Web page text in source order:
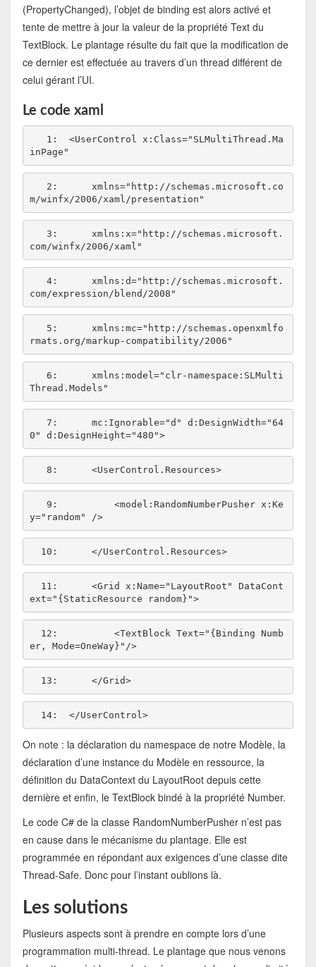
(PropertyChanged), l’objet de binding est alors activé et
tente de mettre à jour la valeur de la propriété Text du
TextBlock. Le plantage résulte du fait que la modification de
ce dernier est effectuée au travers d’un thread différent de
celui gérant l’UI.
Le code xaml
   1:
<UserControl x:Class="SLMultiThread.Ma
inPage"
   2:
    xmlns=
"http://schemas.microsoft.co
m/winfx/2006/xaml/presentation"
   3:
    xmlns:x=
"http://schemas.microsoft.
com/winfx/2006/xaml"
   4:
    xmlns:d=
"http://schemas.microsoft.
com/expression/blend/2008"
   5:
    xmlns:mc=
"http://schemas.openxmlfo
rmats.org/markup-compatibility/2006"
   6:
    xmlns:model=
"clr-namespace:SLMulti
Thread.Models"
   7:
    mc:Ignorable=
"d" d:DesignWidth="64
0"
d:DesignHeight="480"
   8:
   9:
        <model:RandomNumberPusher x:Ke
y="random"
  10:
  11:
    <Grid x:Name=
"LayoutRoot"
DataCont
ext="{StaticResource random}"
  12:
        <TextBlock Text=
"{Binding Numb
er, Mode=OneWay}"
  13:
  14:
On note : la déclaration du namespace de notre Modèle, la
déclaration d’une instance du Modèle en ressource, la
définition du DataContext du LayoutRoot depuis cette
dernière et enfin, le TextBlock bindé à la propriété Number.
Le code C# de la classe RandomNumberPusher n’est pas
en cause dans le mécanisme du plantage. Elle est
programmée en répondant aux exigences d’une classe dite
Thread-Safe. Donc pour l’instant oublions là.
Les solutions
Plusieurs aspects sont à prendre en compte lors d’une
programmation multi-thread. Le plantage que nous venons